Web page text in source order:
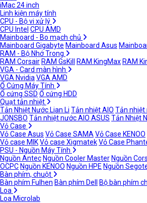
iMac 24 inch
Linh kiện máy tính
CPU - Bộ vi xử lý
CPU Intel CPU AMD
Mainboard - Bo mạch chủ
Mainboard Gigabyte Mainboard Asus
RAM - Bộ Nhớ Trong
RAM Corsair RAM GsKill RAM KingMax RAM
VGA - Card màn hình
VGA Nvidia VGA AMD
Ổ Cứng Máy Tính
Ổ cứng SSD Ổ cứng HDD
Quạt tản nhiệt
Tản Nhiệt Nước Lian Li Tản nhiệt AIO Tản
JONSBO Tản nhiệt nước AIO ASUS Tản Nhiệt
Vỏ Case
Vỏ Case Asus Vỏ Case SAMA Vỏ Case KENOO
Vỏ case MIKVỏ case XigmatekVỏ Case
PSU - Nguồn Máy Tính
Nguồn Antec Nguồn Cooler Master Nguồn
OCPC Nguồn KENOO Nguồn HPE Nguồn
Bàn phím, chuột
Bàn phím Fulhen Bàn phím Dell Bộ bàn phím
Loa
Loa Microlab